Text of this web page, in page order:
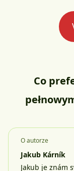
Co
O autorze
Jakub Kárník
Jakub je znám